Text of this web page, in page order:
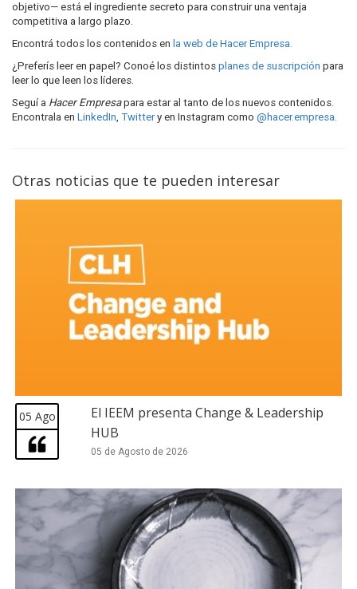
objetivo— está el ingrediente secreto para construir una ventaja
competitiva a largo plazo.
Encontrá todos los contenidos en la web de Hacer Empresa.
¿Preferís leer en papel? Conoé los distintos planes de suscripción para
leer lo que leen los líderes.
Seguí a Hacer Empresapara estar al tanto de los nuevos contenidos.
Encontrala en LinkedIn, Twittery en Instagram como @hacer.empresa.
Otras noticias que te pueden interesar
05 Ago
El IEEM presenta Change & Leadership
HUB
05 de Agosto de 2026